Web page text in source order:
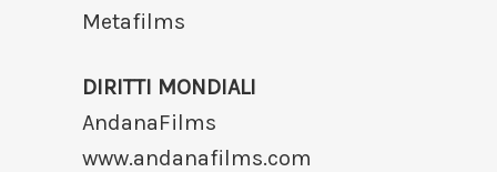
Metafilms
DIRITTI MONDIALI
AndanaFilms
www.andanafilms.com